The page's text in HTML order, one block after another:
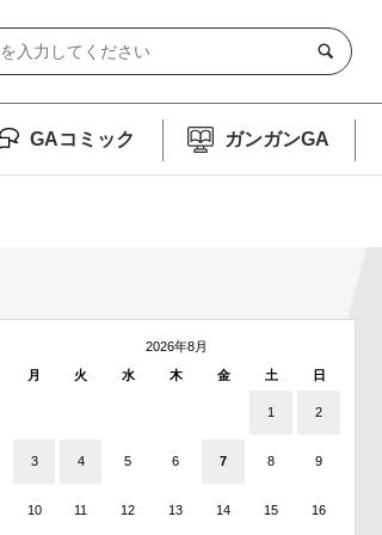
GAコミック ガンガンGA
2026年8月
月
火 水 木 金 土 日
1 2
3 4 5 6 7 8 9
10 11 12 13 14 15 16